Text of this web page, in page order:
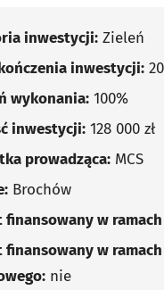
inwestycji: Zieleń
inwestycji:
wykonania: 100%
inwestycji: 128 000 zł
prowadząca: MCS
Brochów
finansowany w ramach
finansowany w ramach
nie